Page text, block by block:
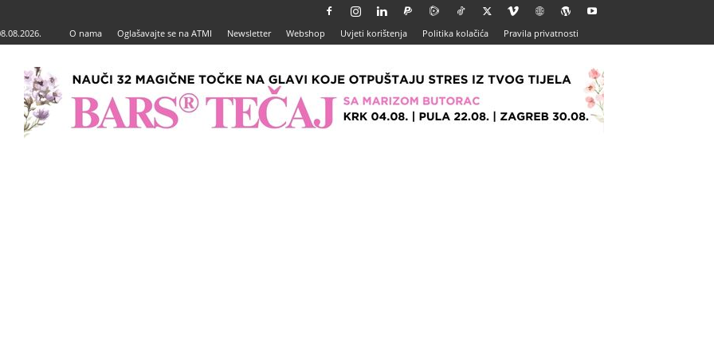
O nama Oglašavajte se na ATMI Newsletter Webshop Uvjeti korištenja Politika kolačića Pravila privatnosti